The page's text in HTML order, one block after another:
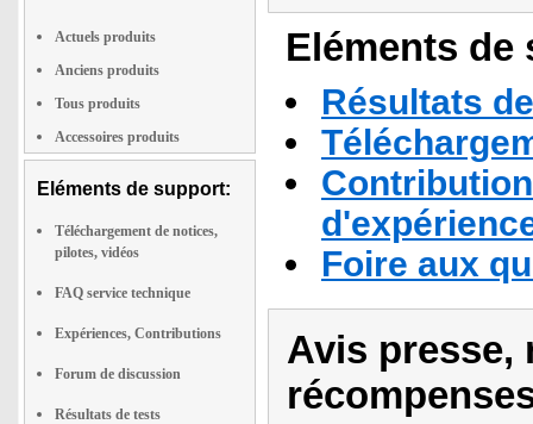
Actuels produits
Anciens produits
Tous produits
Accessoires produits
Eléments de support:
Téléchargement de notices,
pilotes, vidéos
FAQ service technique
Expériences, Contributions
Forum de discussion
Résultats de tests
Eléments
Résultats
Foire aux
Avis presse,